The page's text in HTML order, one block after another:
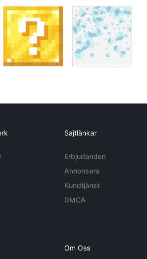
Sajtlänkar
Erbjudanden
Annonsera
Kundtjänst
DMCA
Om Oss